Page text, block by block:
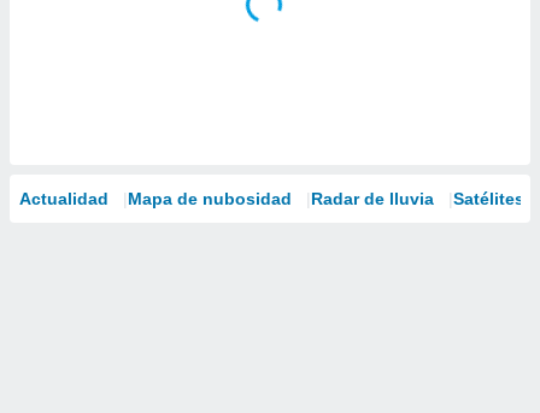
Actualidad Mapa de nubosidad Radar de lluvia Satélites